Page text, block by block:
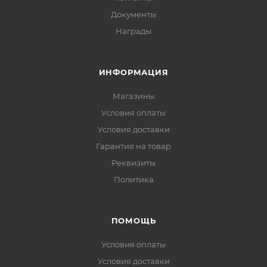
Документы
Награды
ИНФОРМАЦИЯ
Магазины
Условия оплаты
Условия доставки
Гарантия на товар
Реквизиты
Политика
ПОМОЩЬ
Условия оплаты
Условия доставки